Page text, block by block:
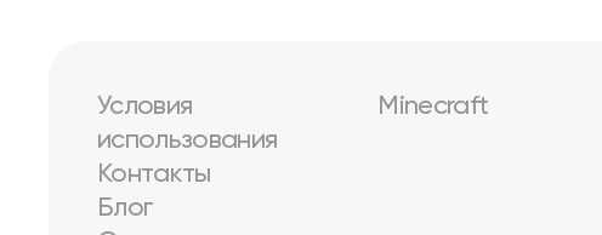
Условия
использования
Контакты
Блог
Minecraft